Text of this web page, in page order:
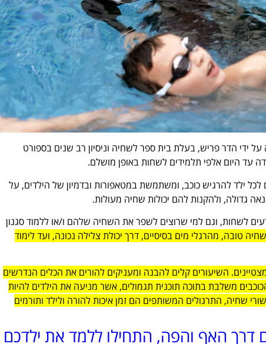
ידי הדר פריש, בעלת בית ספר לשחיה וניסיון רב שנים בספורט
עד היום אלפי תלמידים לשחות באופן מושלם.
לכל ילד להרגיש כוכב, ומשתמשת במטאפורות ובדמיון של הילדים, על
גדולה, ולהקנות להם יכולות שחיה מעולות.
גם לאלה שלא יודעים לשחות, וגם למי שרוצים לשפר את השחיה שלהם ו/או ללמוד סגנון
טובה, מהרגלי מים בסיסיים, דרך יכולת צלילה נכונה, ועד לימוד
השיעורים קלים להבנה ומעניקים להורים את הכלים הנדרשים
משלבת בתוכה תוכנית תגמולים, אשר מניעה את הילדים להיות
שחיה, התרגולים המשותפים הם זמן איכות להורה ולילד ותורמים
דרך האף והפה, התחילו ללמד את ילדכם